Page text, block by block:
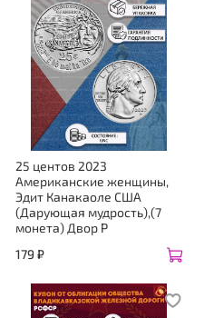
25 центов 2023
Американские женщины,
Эдит Канакаоле США
(Дарующая мудрость),(7
монета) Двор Р
179 ₽